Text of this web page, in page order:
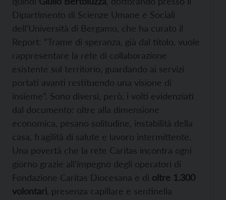
Dipartimento di Scienze Umane e Sociali
dell’Università di Bergamo, che ha curato il
Report: “Trame di speranza, già dal titolo, vuole
rappresentare la rete di collaborazione
esistente sul territorio, guardando ai servizi
portati avanti restituendo una visione di
insieme”. Sono diversi, però, i volti evidenziati
dal documento: oltre alla dimensione
economica, pesano solitudine, instabilità della
casa, fragilità di salute e lavoro intermittente.
Una povertà che la rete Caritas incontra ogni
giorno grazie all’impegno degli operatori di
Fondazione Caritas Diocesana e di oltre 1.300
volontari , presenza capillare e sentinella